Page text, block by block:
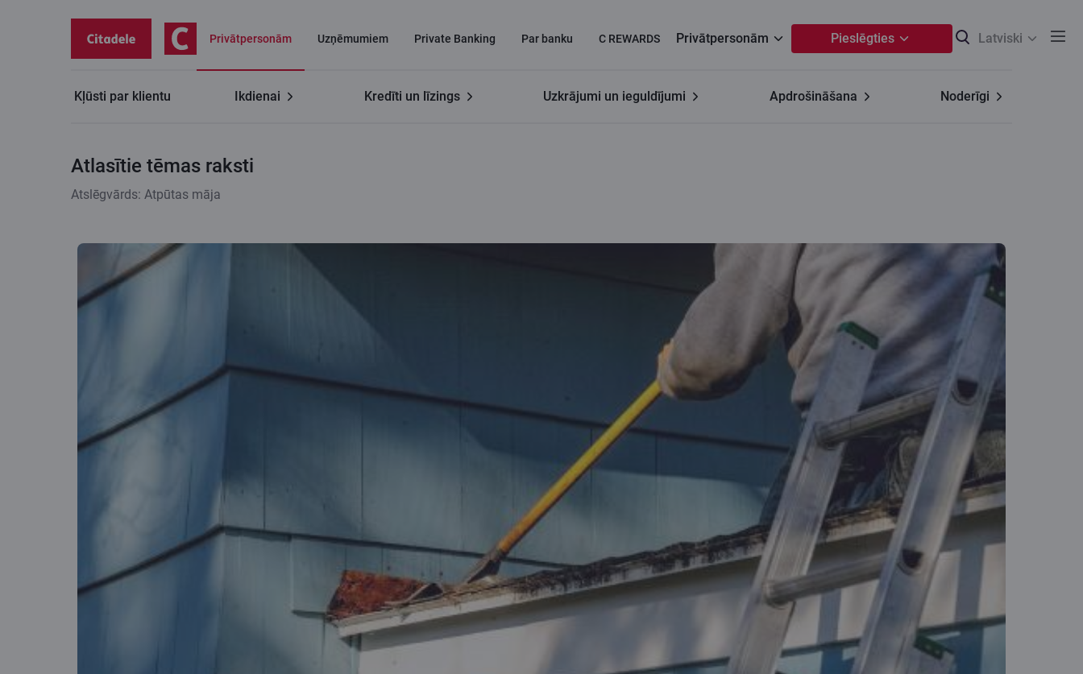
Privātpersonām Uzņēmumiem Private Banking Par banku C REWARDS Privātpersonām Pieslēgties Latviski
Kļūsti par klientu Ikdienai Kredīti un līzings Uzkrājumi un ieguldījumi Apdrošināšana Noderīgi
Atlasītie tēmas raksti
Atslēgvārds: Atpūtas māja